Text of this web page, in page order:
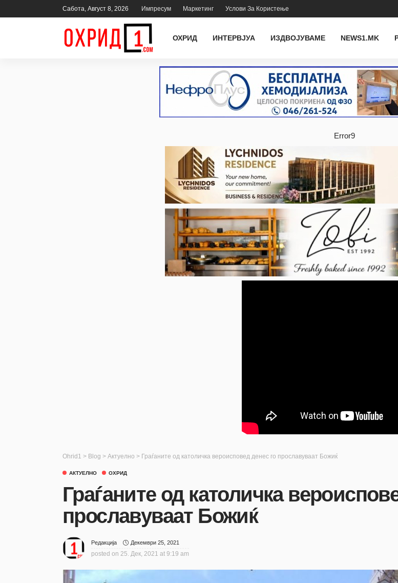
Сабота, Август 8, 2026 Импресум Маркетинг Услови За Користење
ОХРИД ИНТЕРВЈУА ИЗДВОЈУВАМЕ NEWS1.MK
Error9
Ohrid1 > Blog > Актуелно > Граѓаните од католичка вероисповед денес го прославуваат Божиќ
АКТУЕЛНО ОХРИД
Граѓаните од католичка
прославуваат Божиќ
Редакција Декември 25, 2021
posted on 25. Дек, 2021 at 9:19 am